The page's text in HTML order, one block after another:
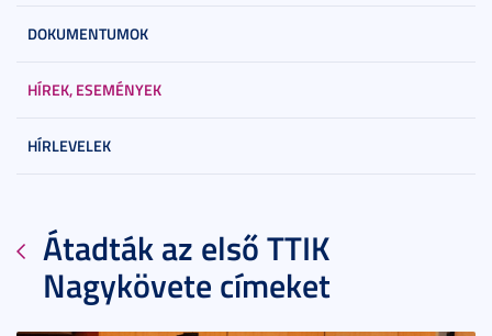
DOKUMENTUMOK
HÍREK, ESEMÉNYEK
HÍRLEVELEK
Átadták az első TTIK
Nagykövete címeket